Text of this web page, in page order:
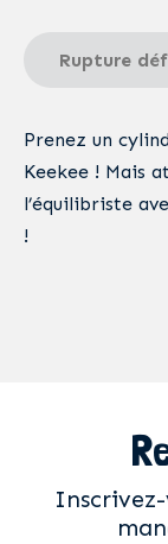
Rupture
Prenez un
Keekee ! Mais
l’équilibriste
!